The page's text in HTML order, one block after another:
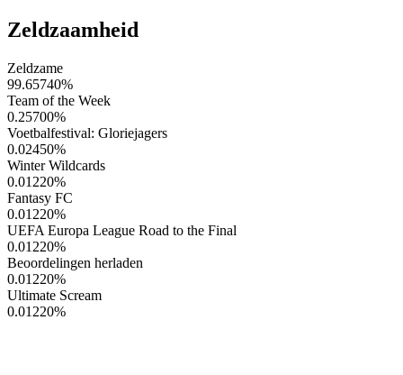
Zeldzaamheid
Zeldzame
99.65740%
Team of the Week
0.25700%
Voetbalfestival: Gloriejagers
0.02450%
Winter Wildcards
0.01220%
Fantasy FC
0.01220%
UEFA Europa League Road to the Final
0.01220%
Beoordelingen herladen
0.01220%
Ultimate Scream
0.01220%